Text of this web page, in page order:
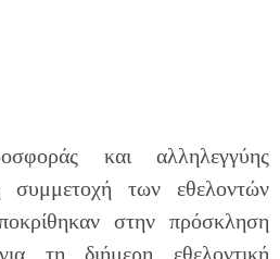
και αλληλεγγύης
συμμετοχή των εθελοντών
στην πρόσκληση
τη διήμερη εθελοντική